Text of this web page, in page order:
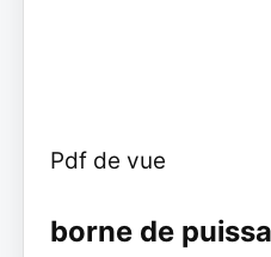
Pdf de vue
borne de